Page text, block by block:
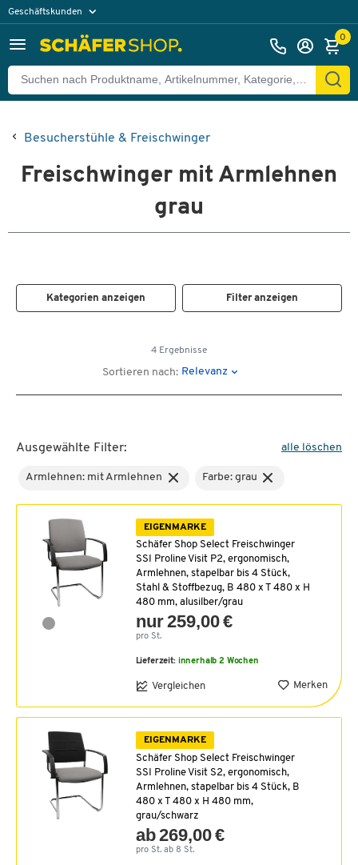
Geschäftskunden
0
Besucherstühle & Freischwinger
Freischwinger mit Armlehnen
grau
Kategorien anzeigen Filter anzeigen
4 Ergebnisse
Sortieren nach: Relevanz
Ausgewählte Filter: alle löschen
Armlehnen: mit Armlehnen Farbe: grau
EIGENMARKE
Schäfer Shop Select Freischwinger
SSI Proline Visit P2, ergonomisch,
Armlehnen, stapelbar bis 4 Stück,
Stahl & Stoffbezug, B 480 x T 480 x H
480 mm, alusilber/grau
nur 259,00 €
pro St.
Lieferzeit: innerhalb 2 Wochen
Vergleichen Merken
EIGENMARKE
Schäfer Shop Select Freischwinger
SSI Proline Visit S2, ergonomisch,
Armlehnen, stapelbar bis 4 Stück, B
480 x T 480 x H 480 mm,
grau/schwarz
ab 269,00 €
pro St. ab 8 St.